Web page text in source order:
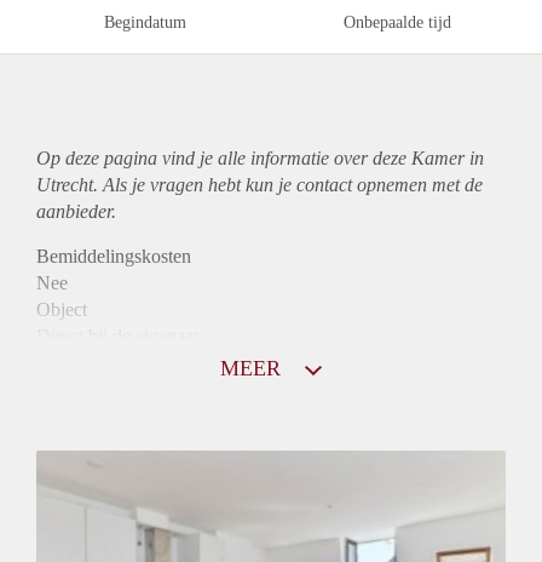
Begindatum Onbepaalde tijd
Op deze pagina vind je alle informatie over deze Kamer in
Utrecht. Als je vragen hebt kun je contact opnemen met de
aanbieder.
Bemiddelingskosten
Nee
Object
Mogelijk
3,1 X Maandhuur Bruto
MEER